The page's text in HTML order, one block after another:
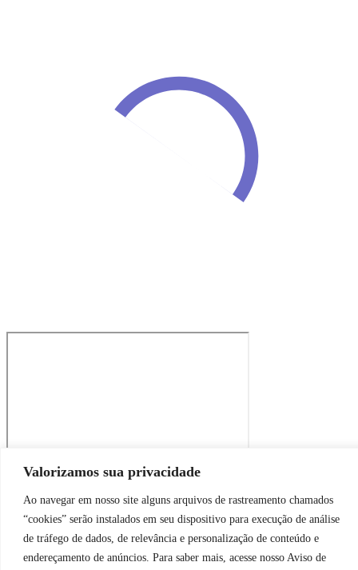
Valorizamos sua privacidade
Ao navegar em nosso site alguns arquivos de rastreamento chamados
“cookies” serão instalados em seu dispositivo para execução de análise
de tráfego de dados, de relevância e personalização de conteúdo e
endereçamento de anúncios. Para saber mais, acesse nosso Aviso de
Please wait...
Submitting your info. This may take a few moments.